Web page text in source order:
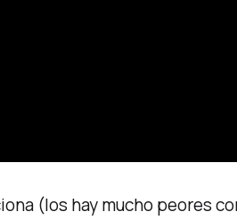
(los hay mucho peores